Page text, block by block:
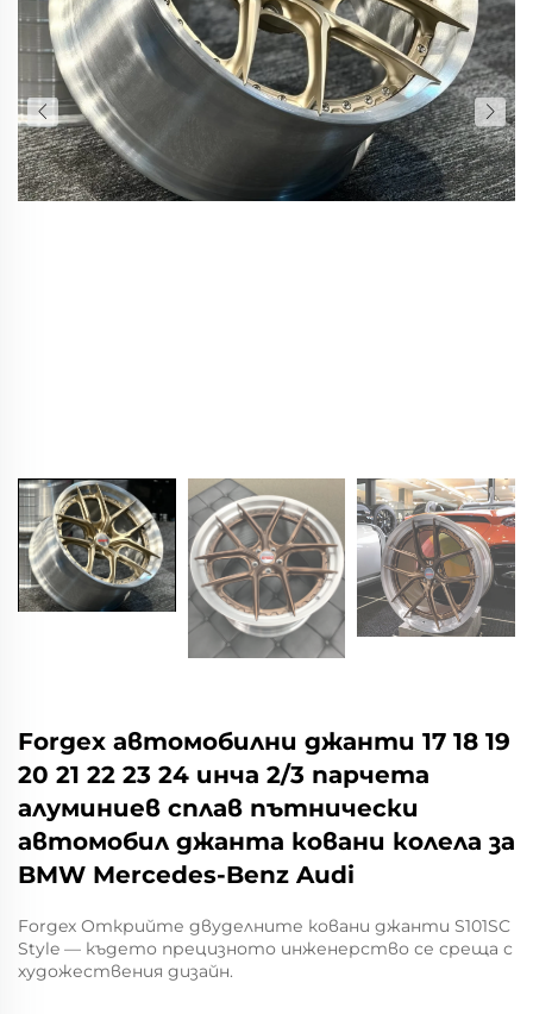
Forgex автомобилни джанти 17 18 19
20 21 22 23 24 инча 2/3 парчета
алуминиев сплав пътнически
автомобил джанта ковани колела за
BMW Mercedes-Benz Audi
Forgex Открийте двуделните ковани джанти S101SC
Style — където прецизното инженерство се среща с
художествения дизайн.